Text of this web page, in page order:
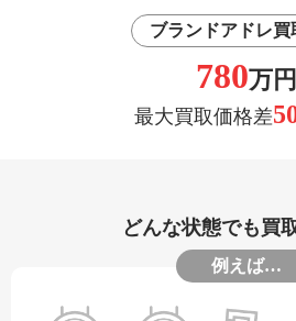
ブランドアドレ買
780万円
最大買取価格差
どんな状態でも買
例えば…